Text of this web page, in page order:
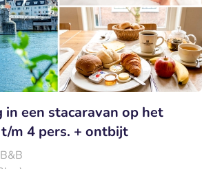
in een stacaravan op het
m 4 pers. + ontbijt